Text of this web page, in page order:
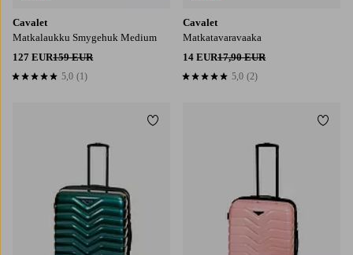
Cavalet
Matkalaukku Smygehuk Medium
127 EUR159 EUR
5,0 perustuen 1 arvosanaan
5,0 (1)
Cavalet
Matkatavaravaaka
14 EUR17,90 EUR
5,0 perustuen 2 arvosanaan
5,0 (2)
Lisää suosikkeihin